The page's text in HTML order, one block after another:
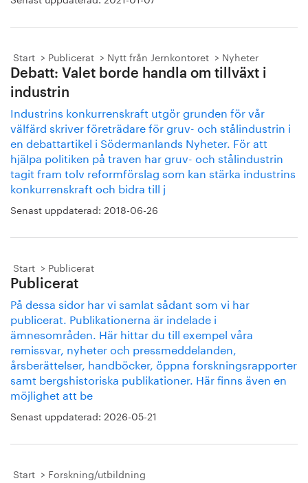
Start Publicerat Nytt från Jernkontoret Nyheter
Debatt: Valet borde handla om tillväxt i
industrin
Industrins konkurrenskraft utgör grunden för vår
välfärd skriver företrädare för gruv- och stålindustrin i
en debattartikel i Södermanlands Nyheter. För att
hjälpa politiken på traven har gruv- och stålindustrin
tagit fram tolv reformförslag som kan stärka industrins
konkurrenskraft och bidra till j
Senast uppdaterad: 2018-06-26
Start Publicerat
Publicerat
På dessa sidor har vi samlat sådant som vi har
publicerat. Publikationerna är indelade i
ämnesområden. Här hittar du till exempel våra
remissvar, nyheter och pressmeddelanden,
årsberättelser, handböcker, öppna forskningsrapporter
samt bergshistoriska publikationer. Här finns även en
möjlighet att be
Senast uppdaterad: 2026-05-21
Start Forskning/utbildning